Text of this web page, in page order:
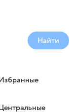
Найти
Избранные
Центральные